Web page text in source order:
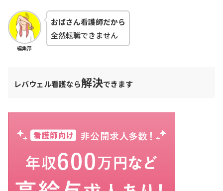
編集部
おばさん看護師だから
全然転職できません
レバウェル看護なら解決できます